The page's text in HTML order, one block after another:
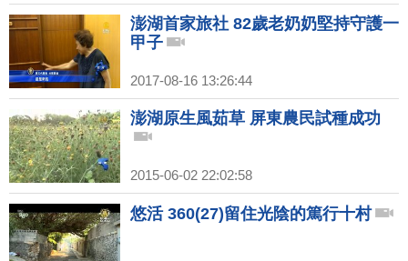
澎湖首家旅社 82歲老奶奶堅持守護一
甲子
2017-08-16 13:26:44
澎湖原生風茹草 屏東農民試種成功
2015-06-02 22:02:58
悠活 360(27)留住光陰的篤行十村